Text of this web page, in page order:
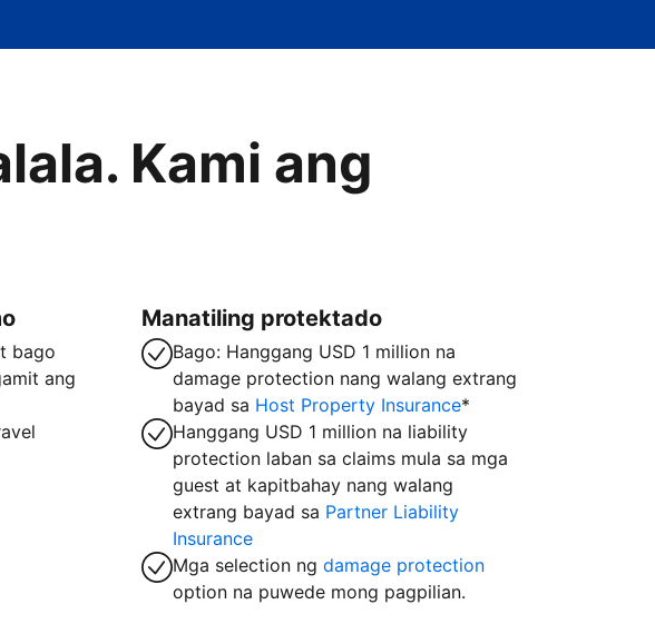
Kami ang
bago
ang
Manatiling protektado
Bago: Hanggang USD 1 million na
damage protection nang walang extrang
bayad sa Host Property Insurance*
Hanggang USD 1 million na liability
protection laban sa claims mula sa mga
guest at kapitbahay nang walang
extrang bayad sa Partner Liability
Insurance
Mga selection ngdamage protection
option na puwede mong pagpilian.